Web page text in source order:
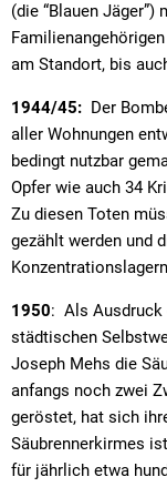
(die “Blauen Jäger”)
am Standort, bis
1944/45: Der
aller Wohnungen
bedingt nutzbar
Opfer wie auch 34
Zu diesen Toten
gezählt werden und
1950: Als Ausdruck
städtischen
Joseph Mehs die
anfangs noch zwei
geröstet, hat sich
Säubrennerkirmes
für jährlich etwa